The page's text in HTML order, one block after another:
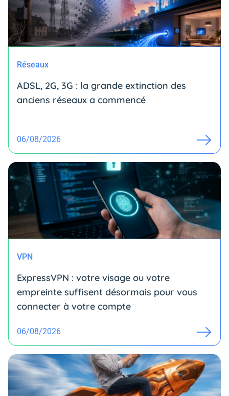
Réseaux
ADSL, 2G, 3G : la grande extinction des
anciens réseaux a commencé
06/08/2026
VPN
ExpressVPN : votre visage ou votre
empreinte suffisent désormais pour vous
connecter à votre compte
06/08/2026